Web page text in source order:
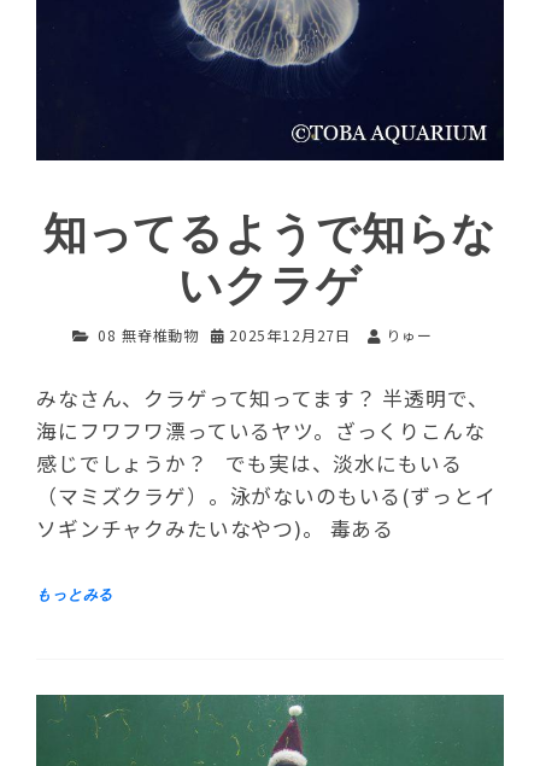
知ってるようで知らな
いクラゲ
08 無脊椎動物 2025年12月27日 りゅー
みなさん、クラゲって知ってます？ 半透明で、
海にフワフワ漂っているヤツ。ざっくりこんな
感じでしょうか？ でも実は、淡水にもいる
（マミズクラゲ）。泳がないのもいる(ずっとイ
ソギンチャクみたいなやつ)。 毒ある